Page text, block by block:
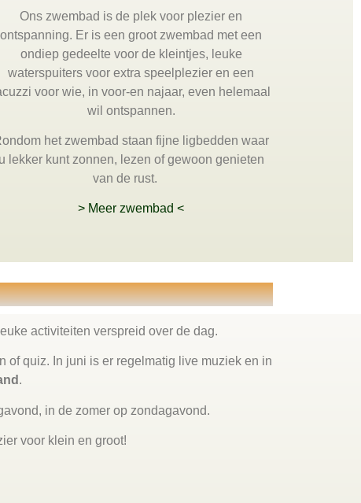
Ons zwembad is de plek voor plezier en
ontspanning. Er is een groot zwembad met een
ondiep gedeelte voor de kleintjes, leuke
waterspuiters voor extra speelplezier en een
voor wie, in voor-en najaar, even helemaal
wil ontspannen.
het zwembad staan fijne ligbedden waar
u lekker kunt zonnen, lezen of gewoon genieten
van de rust.
> Meer zwembad <
activiteiten verspreid over de dag.
of quiz. In juni is er regelmatig live muziek en in
.
in de zomer op zondagavond.
voor klein en groot!